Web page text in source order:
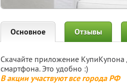
Основное Отзывы
Скачайте приложение КупиКупона
смартфона. Это удобно :)
В акции участвуют все города РФ